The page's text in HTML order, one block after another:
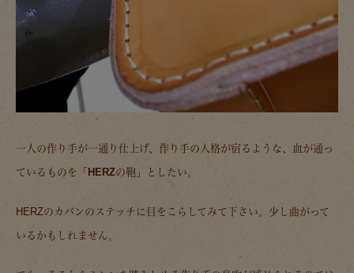
一人の作り手が一通り仕上げ、作り手の人格が宿るような、血が通っ
ているものを「HERZの鞄」としたい。
HERZのカバンのステッチに目をこらしてみて下さい。少し曲がって
いるかもしれません。